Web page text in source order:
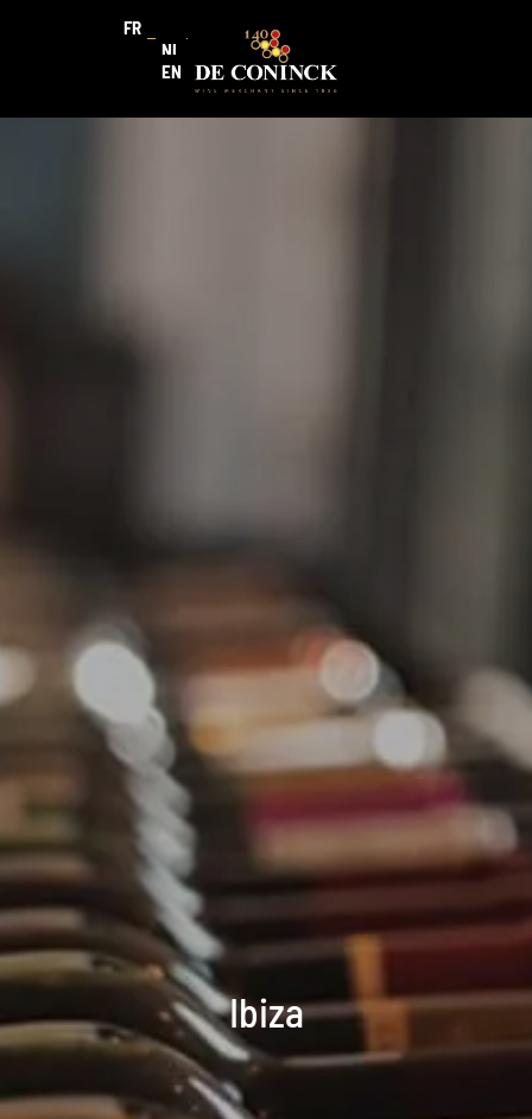
FR
NL
EN
Ibiza